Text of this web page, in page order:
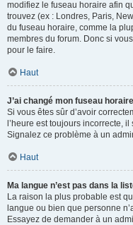
modifiez le fuseau horaire afin
trouvez (ex : Londres, Paris,
du fuseau horaire, comme la
membres du forum. Donc si
pour le faire.
Haut
J’ai changé mon fuseau
Si vous êtes sûr d’avoir
l’heure est toujours incorrecte,
Signalez ce problème à un
Haut
Ma langue n’est pas dans la
La raison la plus probable est
langue ou bien que personne
Essayez de demander à un